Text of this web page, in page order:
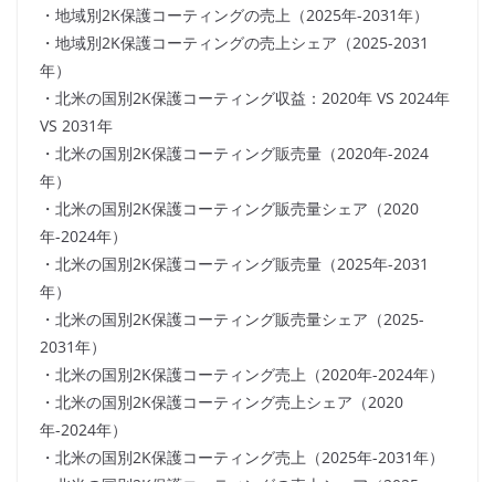
・地域別2K保護コーティングの売上（2025年-2031年）
・地域別2K保護コーティングの売上シェア（2025-2031
年）
・北米の国別2K保護コーティング収益：2020年 VS 2024年
VS 2031年
・北米の国別2K保護コーティング販売量（2020年-2024
年）
・北米の国別2K保護コーティング販売量シェア（2020
年-2024年）
・北米の国別2K保護コーティング販売量（2025年-2031
年）
・北米の国別2K保護コーティング販売量シェア（2025-
2031年）
・北米の国別2K保護コーティング売上（2020年-2024年）
・北米の国別2K保護コーティング売上シェア（2020
年-2024年）
・北米の国別2K保護コーティング売上（2025年-2031年）